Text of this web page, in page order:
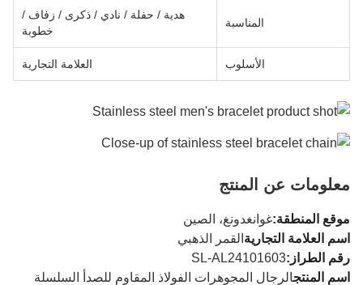
المناسبة
هدية / حفلة / نادي / ذكرى / زفاف /
خطوبة
الأسلوب العلامة التجارية
معلومات عن المنتج
موقع المنطقة:غوانغدونغ، الصين
اسم العلامة التجاريةالقمر الذهبي
رقم الطراز:SL-AL24101603
اسم المنتجالرجال المجوهرات الفولاذ المقاوم للصدأ السلسلة